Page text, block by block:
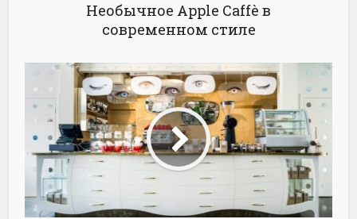
Необычное Apple Caffè в
современном стиле